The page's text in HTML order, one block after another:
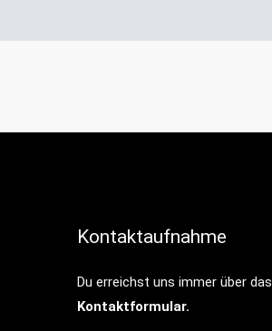
Kontaktaufnahme
Du erreichst uns immer über das
Kontaktformular.